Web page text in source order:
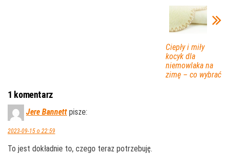
Ciepły i miły
kocyk dla
niemowlaka na
zimę – co wybrać
1 komentarz
Jere Bannett pisze:
2023-09-15 o 22:59
To jest dokładnie to, czego teraz potrzebuję.